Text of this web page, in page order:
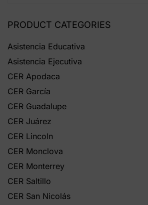
PRODUCT CATEGORIES
Asistencia Educativa
Asistencia Ejecutiva
CER Apodaca
CER García
CER Guadalupe
CER Juárez
CER Lincoln
CER Monclova
CER Monterrey
CER Saltillo
CER San Nicolás